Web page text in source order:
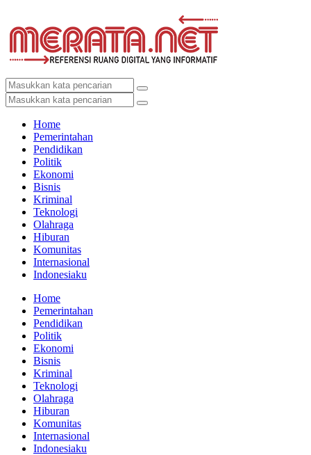
Home
Pemerintahan
Pendidikan
Politik
Ekonomi
Bisnis
Kriminal
Teknologi
Olahraga
Hiburan
Komunitas
Internasional
Indonesiaku
Home
Pemerintahan
Pendidikan
Politik
Ekonomi
Bisnis
Kriminal
Teknologi
Olahraga
Hiburan
Komunitas
Internasional
Indonesiaku